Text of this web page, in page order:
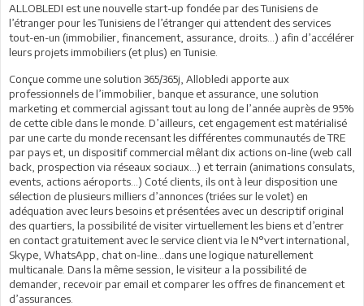
ALLOBLEDI est une nouvelle start-up fondée par des Tunisiens de
l’étranger pour les Tunisiens de l’étranger qui attendent des services
tout-en-un (immobilier, financement, assurance, droits…) afin d’accélérer
leurs projets immobiliers (et plus) en Tunisie.
Conçue comme une solution 365/365j, Allobledi apporte aux
professionnels de l’immobilier, banque et assurance, une solution
marketing et commercial agissant tout au long de l’année auprès de 95%
de cette cible dans le monde. D’ailleurs, cet engagement est matérialisé
par une carte du monde recensant les différentes communautés de TRE
par pays et, un dispositif commercial mêlant dix actions on-line (web call
back, prospection via réseaux sociaux…) et terrain (animations consulats,
events, actions aéroports…) Coté clients, ils ont à leur disposition une
sélection de plusieurs milliers d’annonces (triées sur le volet) en
adéquation avec leurs besoins et présentées avec un descriptif original
des quartiers, la possibilité de visiter virtuellement les biens et d’entrer
en contact gratuitement avec le service client via le N°vert international,
Skype, WhatsApp, chat on-line...dans une logique naturellement
multicanale. Dans la même session, le visiteur a la possibilité de
demander, recevoir par email et comparer les offres de financement et
d’assurances.